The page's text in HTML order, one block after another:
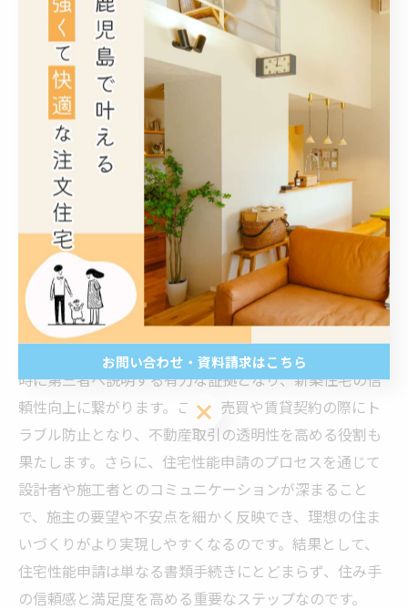
請が住宅の設計と施工の品質管理に役立つことは、注文
住宅の完成度を高めるうえで欠かせない要素となってい
ます。
住宅性能申請を経て得られる信頼と安心
住宅性能申請をしっかりと行い、性能評価を得ること
で、施主やその家族は大きな安心感を得ることができま
す。住宅は人生で最も高額な買い物であり、安全性や快
適性は何よりも重要です。住宅性能評価があることで、
建物の耐震性能は公的に認められ、省エネ性も確保され
ていますから、災害時のリスク低減や日々の快適な生活
環境が期待できます。また、住宅性能評価書は住宅購入
時に第三者へ説明する有力な証拠となり、新築住宅の信
頼性向上に繋がります。これは売買や賃貸契約の際にト
ラブル防止となり、不動産取引の透明性を高める役割も
果たします。さらに、住宅性能申請のプロセスを通じて
設計者や施工者とのコミュニケーションが深まること
で、施主の要望や不安点を細かく反映でき、理想の住ま
いづくりがより実現しやすくなるのです。結果として、
住宅性能申請は単なる書類手続きにとどまらず、住み手
の信頼感と満足度を高める重要なステップなのです。
お問い合わせ・資料請求はこちら
お問い合わせ・資料請求はこちら